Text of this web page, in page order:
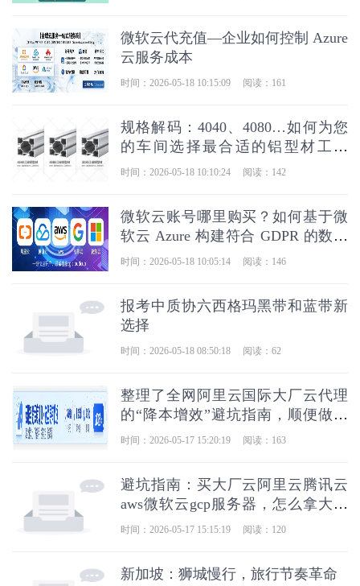
微软云代充值—企业如何控制 Azure
云服务成本
时间：2026-05-18 10:15:09 阅读：161
规格解码：4040、4080…如何为您
的车间选择最合适的铝型材工作
台？_佰斯特POUSTO
时间：2026-05-18 10:10:24 阅读：142
微软云账号哪里购买？如何基于微
软云 Azure 构建符合 GDPR 的数据
架构
时间：2026-05-18 10:05:14 阅读：146
报考中质协六西格玛黑带和蓝带新
选择
时间：2026-05-18 08:50:18 阅读：62
整理了全网阿里云国际大厂云代理
的“降本增效”避坑指南，顺便做了
个评测站
时间：2026-05-17 15:20:19 阅读：163
避坑指南：买大厂云阿里云腾讯云
aws微软云gcp服务器，怎么拿大折
扣还不踩雷？
时间：2026-05-17 15:15:19 阅读：120
新加坡：狮城慢行，旅行节奏革命